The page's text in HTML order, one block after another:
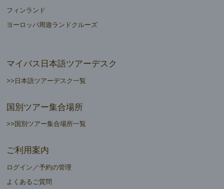
フィンランド
ヨーロッパ周遊ランドクルーズ
マイバス日本語ツアーデスク
>>日本語ツアーデスク一覧
国別ツアー集合場所
>>国別ツアー集合場所一覧
ご利用案内
ログイン／予約の管理
よくあるご質問